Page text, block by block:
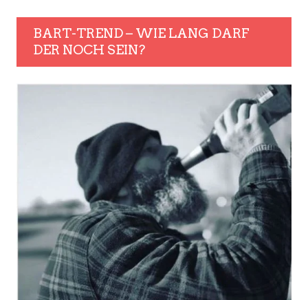
BART-TREND – WIE LANG DARF
DER NOCH SEIN?